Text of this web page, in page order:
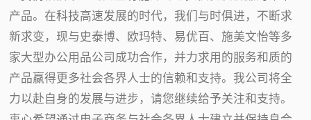
产品。在科技高速发展的时代，我们与时俱进，不断求
新求变，现与史泰博、欧玛特、易优百、施美文怡等多
家大型办公用品公司成功合作，并力求用的服务和质的
产品赢得更多社会各界人士的信赖和支持。我公司将全
力以赴自身的发展与进步，请您继续给予关注和支持。